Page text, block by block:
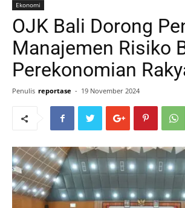
Ekonomi
OJK Bali Dorong
Manajemen Risiko
Perekonomian
Penulis reportase - 19 November 2024